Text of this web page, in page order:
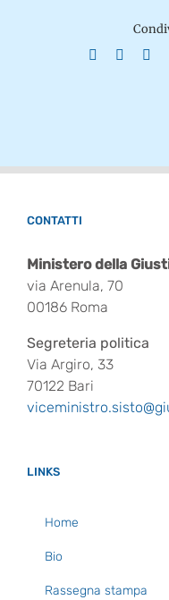
Facebook
CONTATTI
Ministero della
via Arenula, 70
00186 Roma
Segreteria politica
Via Argiro, 33
70122 Bari
LINKS
Home
Bio
Rassegna stampa